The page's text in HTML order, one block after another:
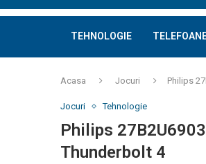
TEHNOLOGIE
Acasa Jocuri Philips
Jocuri Tehnologie
Philips
Thunderbolt 4